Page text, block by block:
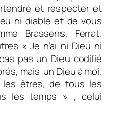
et respecter et
ni diable et de vous
Brassens, Ferrat,
« Je n’ai ni Dieu ni
pas un Dieu codifié
mais un Dieu à moi,
êtres, de tous les
les temps » , celui